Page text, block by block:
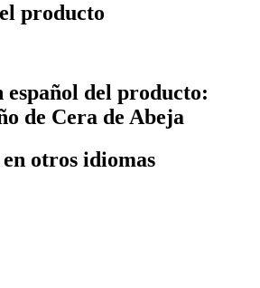
producto
español del producto:
de Cera de Abeja
otros idiomas